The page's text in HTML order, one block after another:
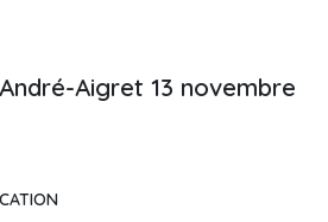
Aigret 13 novembre